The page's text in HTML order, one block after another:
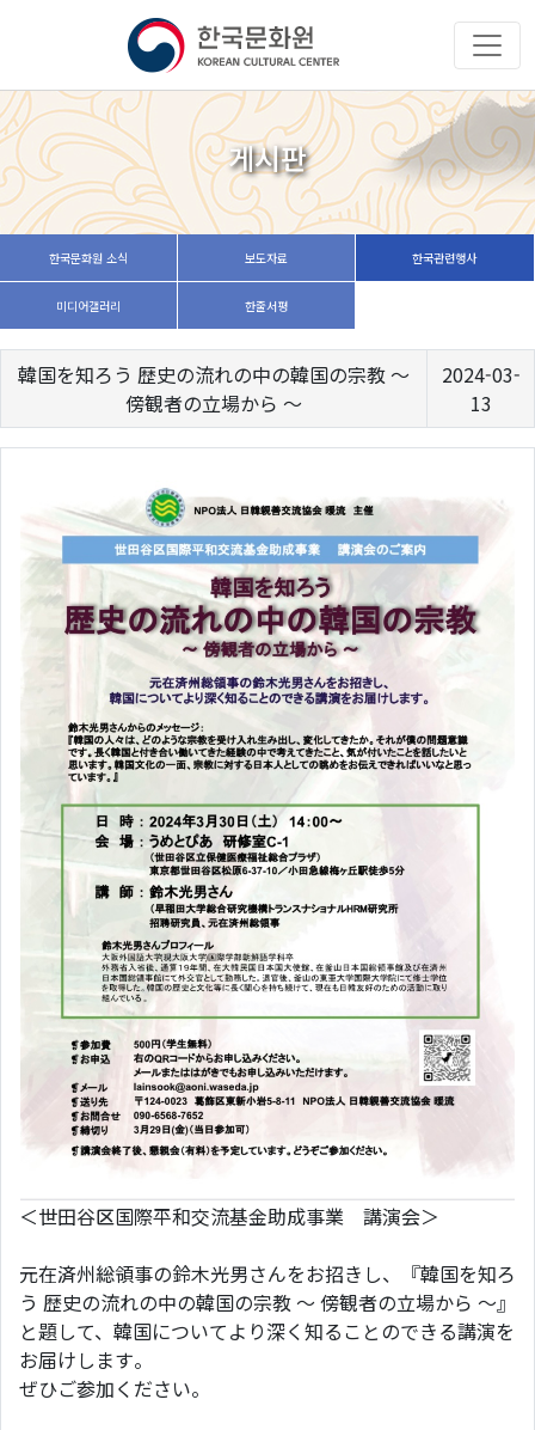
게시판
한국문화원 소식 보도자료 한국관련행사
미디어갤러리 한줄서평
韓国を知ろう 歴史の流れの中の韓国の宗教 〜
傍観者の立場から 〜
2024-03-
13
＜世田谷区国際平和交流基金助成事業 講演会＞
元在済州総領事の鈴木光男さんをお招きし、『韓国を知ろ
う 歴史の流れの中の韓国の宗教 〜 傍観者の立場から 〜』
と題して、韓国についてより深く知ることのできる講演を
お届けします。
ぜひご参加ください。